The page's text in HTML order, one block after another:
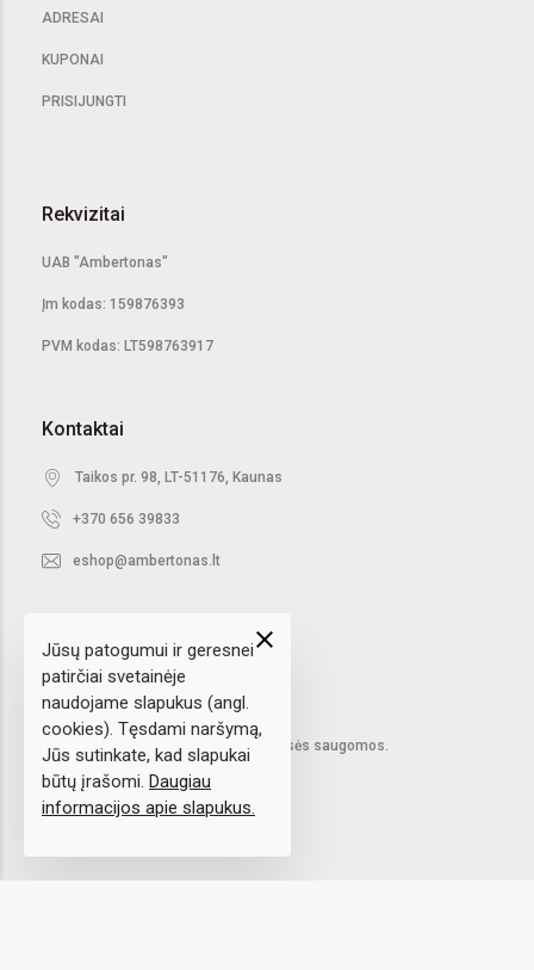
Jūsų patogumui ir geresnei
patirčiai svetainėje
naudojame slapukus (angl.
cookies). Tęsdami naršymą,
Jūs sutinkate, kad slapukai
būtų įrašomi. Daugiau
informacijos apie slapukus.
close
ADRESAI
KUPONAI
PRISIJUNGTI
Rekvizitai
UAB "Ambertonas"
Įm kodas: 159876393
PVM kodas: LT598763917
Kontaktai
Taikos pr. 98, LT-51176, Kaunas
+370 656 39833
eshop@ambertonas.lt
2020 © UAB "Ambertonas". Visos teisės saugomos.
Sprendimas: elPresta.eu